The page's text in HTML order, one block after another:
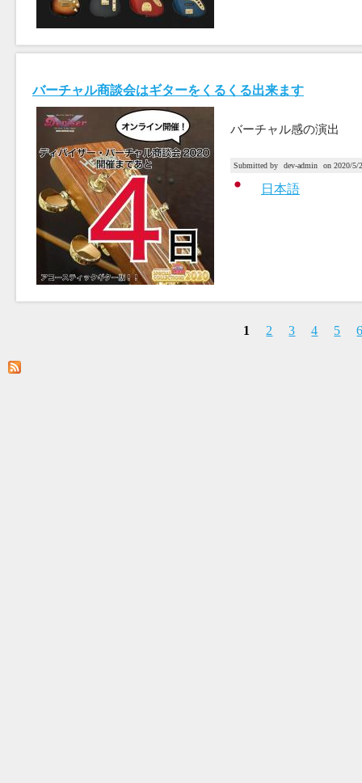
バーチャル商談会はギターをくるくる出来ます
バーチャル感の演出
Submitted by dev-admin on 2020/5/
日本語
a
1 2 3 4 5